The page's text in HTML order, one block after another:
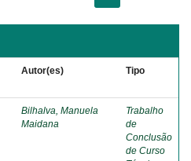
Autor(es) Tipo
Bilhalva, Manuela
Maidana
Trabalho
de
Conclusão
de Curso